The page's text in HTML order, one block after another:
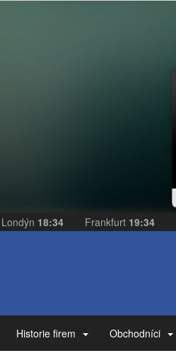
Londýn 18:34 Frankfurt 19:34
Historie firem Obchodníci